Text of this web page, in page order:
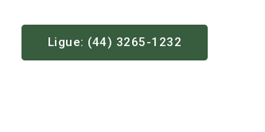
Ligue: (44) 3265-1232